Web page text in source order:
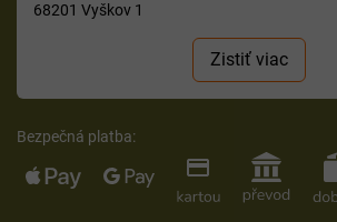
68201 Vyškov 1
Zistiť viac
Bezpečná platba: